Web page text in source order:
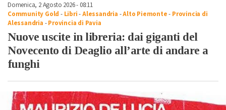
Domenica, 2 Agosto 2026 - 08:11
Community Gold - Libri-Alessandria -Alto Piemonte- Provincia di
Alessandria -Provincia di Pavia
Nuove uscite in libreria: dai giganti del
Novecento di Deaglio all’arte di andare a
funghi